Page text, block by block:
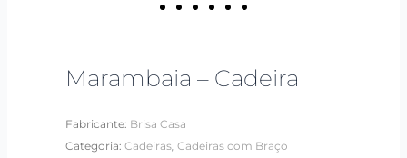
Marambaia – Cadeira
Fabricante: Brisa Casa
Categoria:Cadeiras, Cadeiras com Braço